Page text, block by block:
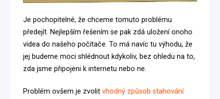
Je pochopitelné, že chceme tomuto problému
předejít. Nejlepším řešením se pak zdá uložení onoho
videa do našeho počítače. To má navíc tu výhodu, že
jej budeme moci shlédnout kdykoliv, bez ohledu na to,
zda jsme připojeni k internetu nebo ne.
Problém ovšem je zvolitvhodný způsob stahování